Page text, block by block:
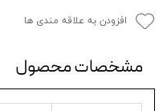
افزودن به علاقه مندی ها
مشخصات محصول